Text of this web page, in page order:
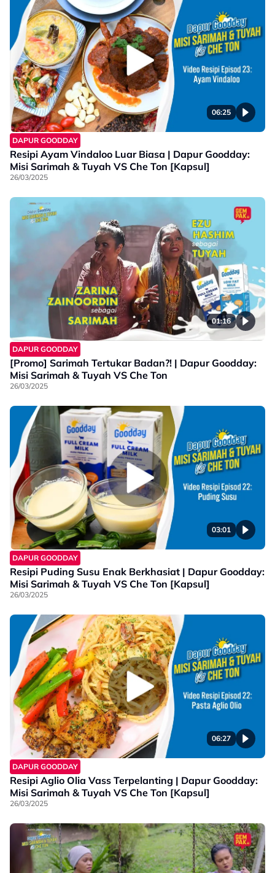
06:25
DAPUR GOODDAY
Resipi Ayam Vindaloo Luar Biasa | Dapur Goodday:
Misi Sarimah & Tuyah VS Che Ton [Kapsul]
26/03/2025
01:16
DAPUR GOODDAY
[Promo] Sarimah Tertukar Badan?! | Dapur Goodday:
Misi Sarimah & Tuyah VS Che Ton
26/03/2025
03:01
DAPUR GOODDAY
Resipi Puding Susu Enak Berkhasiat | Dapur Goodday:
Misi Sarimah & Tuyah VS Che Ton [Kapsul]
26/03/2025
06:27
DAPUR GOODDAY
Resipi Aglio Olia Vass Terpelanting | Dapur Goodday:
Misi Sarimah & Tuyah VS Che Ton [Kapsul]
26/03/2025